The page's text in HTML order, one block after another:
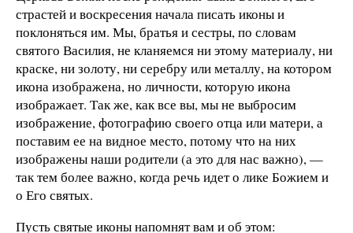
страстей и воскресения начала писать иконы и
поклоняться им. Мы, братья и сестры, по словам
святого Василия, не кланяемся ни этому материалу, ни
краске, ни золоту, ни серебру или металлу, на котором
икона изображена, но личности, которую икона
изображает. Так же, как все вы, мы не выбросим
изображение, фотографию своего отца или матери, а
поставим ее на видное место, потому что на них
изображены наши родители (а это для нас важно), —
так тем более важно, когда речь идет о лике Божием и
о Его святых.
Пусть святые иконы напомнят вам и об этом: